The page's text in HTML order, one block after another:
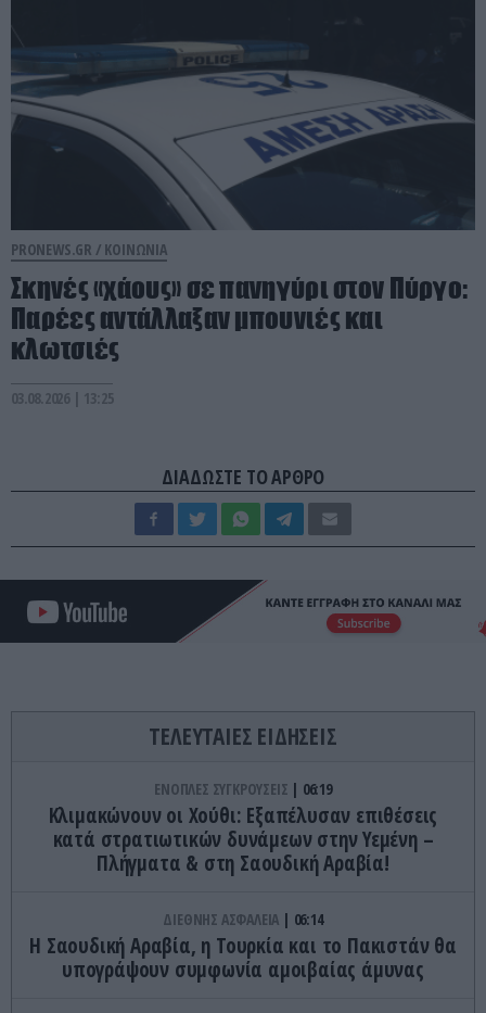
PRONEWS.GR / ΚΟΙΝΩΝΙΑ
Σκηνές «χάους» σε πανηγύρι στον Πύργο:
Παρέες αντάλλαξαν μπουνιές και
κλωτσιές
03.08.2026 | 13:25
ΔΙΑΔΩΣΤΕ ΤΟ ΑΡΘΡΟ
ΤΕΛΕΥΤΑΙΕΣ ΕΙΔΗΣΕΙΣ
ΕΝΟΠΛΕΣ ΣΥΓΚΡΟΥΣΕΙΣ 06:19
Κλιμακώνουν οι Χούθι: Eξαπέλυσαν επιθέσεις
κατά στρατιωτικών δυνάμεων στην Υεμένη –
Πλήγματα & στη Σαουδική Αραβία!
ΔΙΕΘΝΗΣ ΑΣΦΑΛΕΙΑ 06:14
Η Σαουδική Αραβία, η Τουρκία και το Πακιστάν θα
υπογράψουν συμφωνία αμοιβαίας άμυνας